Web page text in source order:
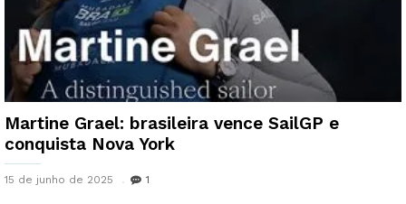
Martine Grael: brasileira vence SailGP e
conquista Nova York
15 de junho de 2025 1